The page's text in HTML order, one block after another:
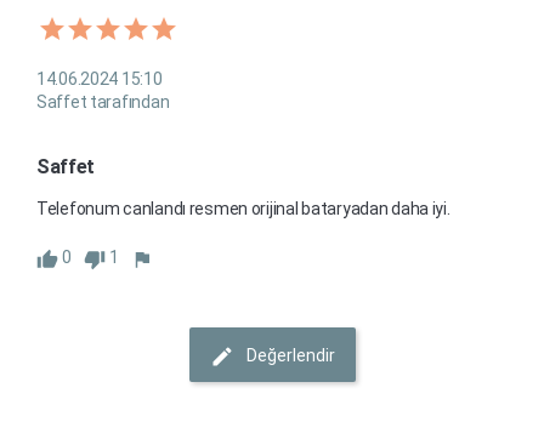
14.06.2024 15:10
Saffet tarafından
Saffet
Telefonum canlandı resmen orijinal bataryadan daha iyi.
0 1
Değerlendir